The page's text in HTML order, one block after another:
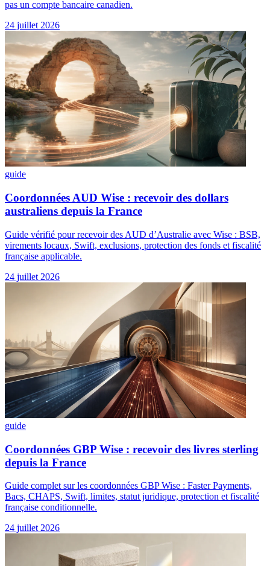
pas un compte bancaire canadien.
24 juillet 2026
guide
Coordonnées AUD Wise : recevoir des dollars
australiens depuis la France
Guide vérifié pour recevoir des AUD d’Australie avec Wise : BSB,
virements locaux, Swift, exclusions, protection des fonds et fiscalité
française applicable.
24 juillet 2026
guide
Coordonnées GBP Wise : recevoir des livres sterling
depuis la France
Guide complet sur les coordonnées GBP Wise : Faster Payments,
Bacs, CHAPS, Swift, limites, statut juridique, protection et fiscalité
française conditionnelle.
24 juillet 2026